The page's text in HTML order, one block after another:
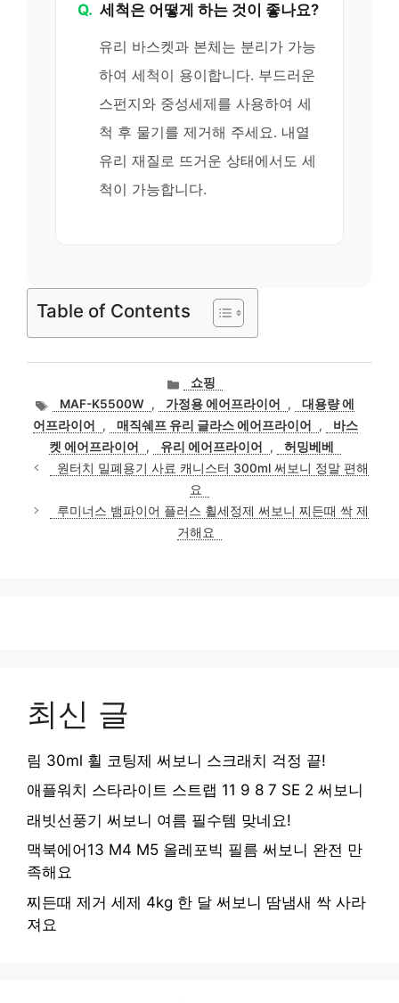
Q. 세척은 어떻게 하는 것이 좋나요?
유리 바스켓과 본체는 분리가 가능
하여 세척이 용이합니다. 부드러운
스펀지와 중성세제를 사용하여 세
척 후 물기를 제거해 주세요. 내열
유리 재질로 뜨거운 상태에서도 세
척이 가능합니다.
Table of Contents
카
테
고
리
쇼핑
태
그
MAF-K5500W , 가정용 에어프라이어 ,
대용량 에
어프라이어
, 매직쉐프 유리 글라스 에어프라이어 ,
바스
켓 에어프라이어
, 유리 에어프라이어 ,
허밍베베
원터치 밀폐용기 사료 캐니스터 300ml 써보니 정말 편해
요
루미너스 뱀파이어 플러스 휠세정제 써보니 찌든때 싹 제
거해요
최신 글
림 30ml 휠 코팅제 써보니 스크래치 걱정 끝!
애플워치 스타라이트 스트랩 11 9 8 7 SE 2 써보니
래빗선풍기 써보니 여름 필수템 맞네요!
맥북에어13 M4 M5 올레포빅 필름 써보니 완전 만
족해요
찌든때 제거 세제 4kg 한 달 써보니 땀냄새 싹 사라
져요